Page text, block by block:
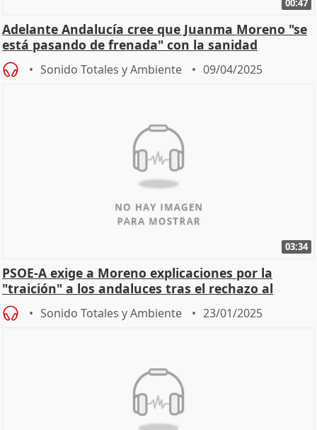
00:47
Adelante Andalucía cree que Juanma Moreno "se
está pasando de frenada" con la sanidad
Sonido Totales y Ambiente 09/04/2025
03:34
PSOE-A exige a Moreno explicaciones por la
"traición" a los andaluces tras el rechazo al
decreto 'óm
Sonido Totales y Ambiente 23/01/2025